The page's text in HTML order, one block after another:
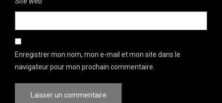
Enregistrer mon nom, mon e-mail et mon site dans le
navigateur pour mon prochain commentaire.